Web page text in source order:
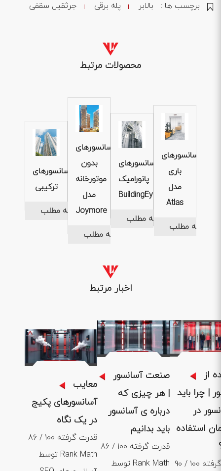
برچسب ها : بالابر پله برقی جرثقیل سقفی
محصولات مرتبط
آسانسورهای
ترکیبی
ادامه مطلب
آسانسورهای
بدون
موتورخانه
مدل
Joymore
ادامه مطلب
آسانسورهای
پانورامیک
BuildingEye
ادامه مطلب
آسانسورهای
باری
مدل
Atlas
ادامه مطلب
اخبار مرتبط
معایب
آسانسورهای پکیج
در یک نگاه
86 / 100 قدرت گرفته
توسط Rank Math
صنعت آسانسور
| هر چیزی که
درباره ی آسانسور
باید بدانیم
86 / 100 قدرت گرفته
توسط Rank Math
از
| چرا باید
در
استفاده
90 / 100 قدرت گرفته